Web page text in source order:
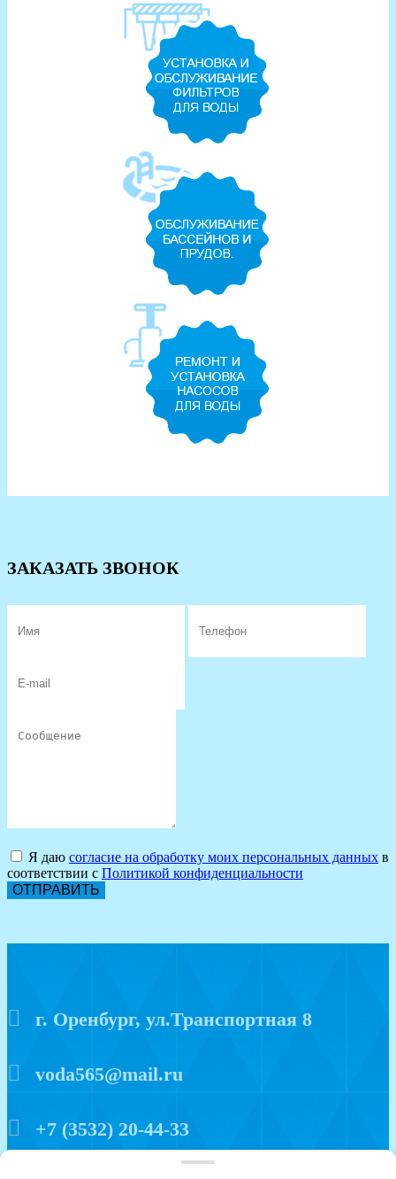
ЗАКАЗАТЬ ЗВОНОК
Я даю согласие на обработку моих персональных данных в
соответствии с Политикой конфиденциальности
ОТПРАВИТЬ
г. Оренбург, ул.Транспортная 8
voda565@mail.ru
+7 (3532) 20-44-33